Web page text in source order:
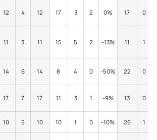
12 4 12 17 3 2 0% 17 0
11 3 11 15 5 2 -13% 11 1
14 6 14 8 4 0 -50% 22 0
17 7 17 11 3 1 -9% 13 0
10 5 10 10 1 0 -10% 26 1